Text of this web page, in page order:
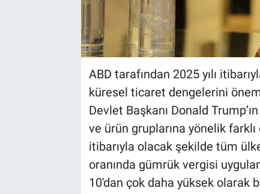
ABD tarafından 2025 yılı
küresel ticaret dengelerini
Devlet Başkanı Donald
ve ürün gruplarına yönelik
itibarıyla olacak şekilde tüm
oranında gümrük vergisi
10'dan çok daha yüksek olarak